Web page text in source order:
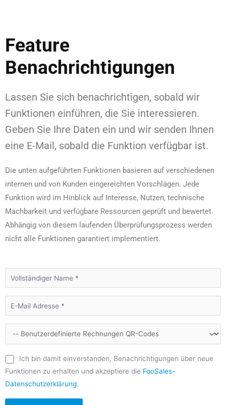
Feature
Benachrichtigungen
Lassen Sie sich benachrichtigen, sobald wir
Funktionen einführen, die Sie interessieren.
Geben Sie Ihre Daten ein und wir senden Ihnen
eine E-Mail, sobald die Funktion verfügbar ist.
Die unten aufgeführten Funktionen basieren auf verschiedenen
internen und von Kunden eingereichten Vorschlägen. Jede
Funktion wird im Hinblick auf Interesse, Nutzen, technische
Machbarkeit und verfügbare Ressourcen geprüft und bewertet.
Abhängig von diesem laufenden Überprüfungsprozess werden
nicht alle Funktionen garantiert implementiert.
Ich bin damit einverstanden, Benachrichtigungen über neue
Funktionen zu erhalten und akzeptiere die FooSales-
Datenschutzerklärung.